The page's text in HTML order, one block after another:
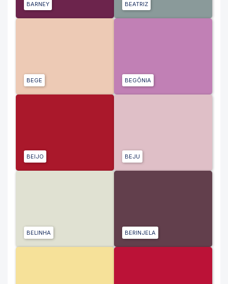
BARNEY BEATRIZ
BEGE BEGÔNIA
BEIJO BEJU
BELINHA BERINJELA